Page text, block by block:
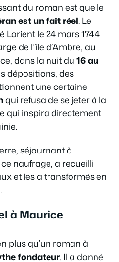
du roman est que le
est un fait réel. Le
Lorient le 24 mars 1744
de l’île d’Ambre, au
dans la nuit du16 au
dépositions, des
une certaine
qui refusa de se jeter à la
qui inspira directement
séjournant à
naufrage, a recueilli
et les a transformés en
à Maurice
plus qu’un roman à
fondateur. Il a donné